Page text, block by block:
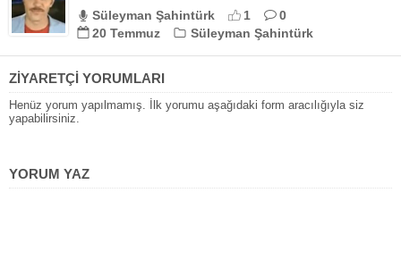
Süleyman Şahintürk 1
0
20 Temmuz
Süleyman Şahintürk
ZİYARETÇİ YORUMLARI
Henüz yorum yapılmamış. İlk yorumu aşağıdaki form aracılığıyla siz
yapabilirsiniz.
YORUM YAZ